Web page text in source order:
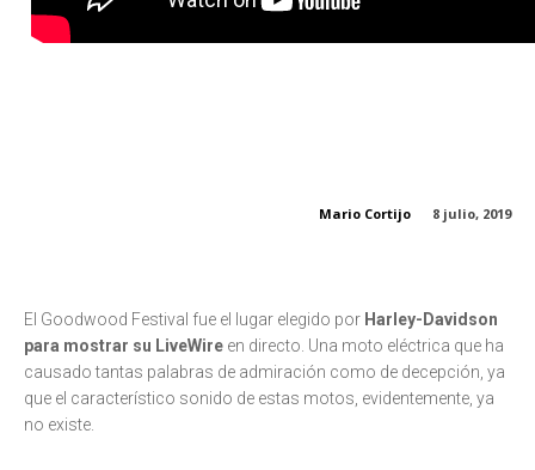
8 julio, 2019
Mario Cortijo
El Goodwood Festival fue el lugar elegido por Harley-Davidson
para mostrar su LiveWire en directo. Una moto eléctrica que ha
causado tantas palabras de admiración como de decepción, ya
que el característico sonido de estas motos, evidentemente, ya
no existe.